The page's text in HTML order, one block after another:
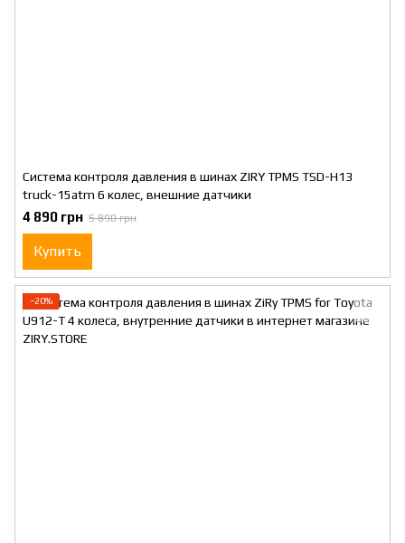
Система контроля давления в шинах ZIRY TPMS TSD-H13
truck-15atm 6 колес, внешние датчики
4 890 грн 5 890 грн
Купить
−20%